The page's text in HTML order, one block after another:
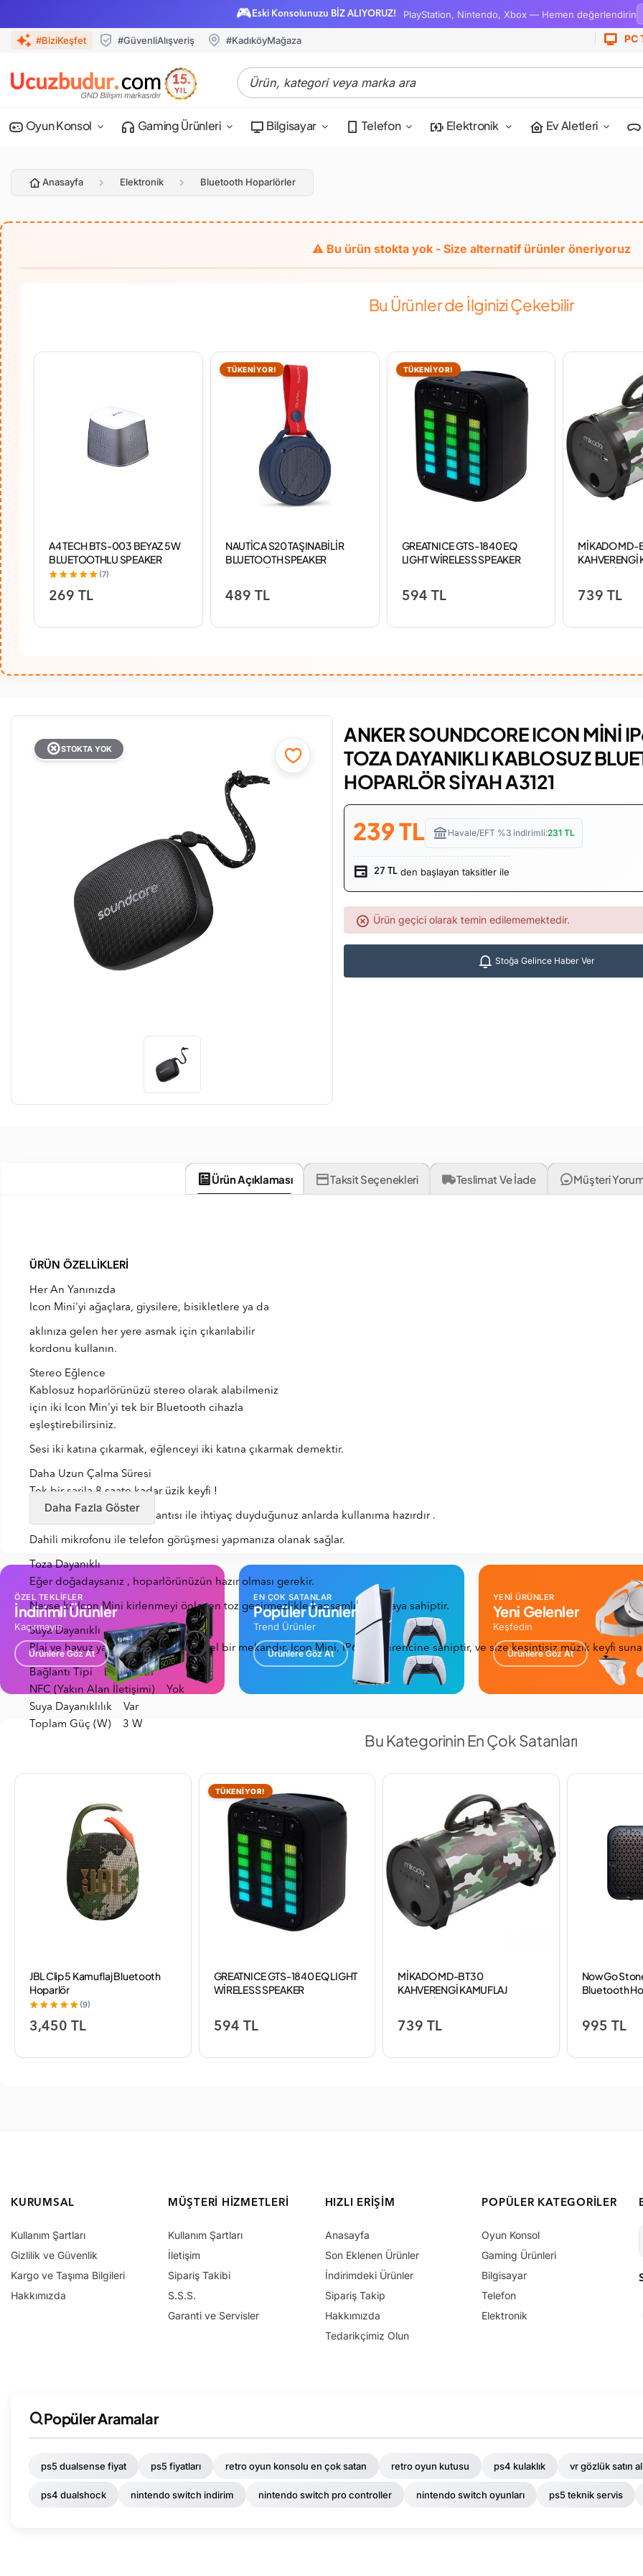
🎮 Eski Konsolunuzu BİZ ALIYORUZ! PlayStation, Nintendo, Xbox — Hemen değerlendirin
#BiziKeşfet #GüvenliAlışveriş #KadıköyMağaza PC
Oyun Konsol Gaming Ürünleri Bilgisayar Telefon Elektronik Ev Aletleri
Anasayfa Elektronik Bluetooth Hoparlörler
Bu Ürünler de İlginizi Çekebilir
A4 TECH BTS-003 BEYAZ 5W
BLUETOOTHLU SPEAKER
(7)
269 TL
TÜKENİYOR!
NAUTİCA S20 TAŞINABİLİR
BLUETOOTH SPEAKER
489 TL
TÜKENİYOR!
GREATNICE GTS-1840 EQ
LIGHT WİRELESS SPEAKER
594 TL
MİKADO MD-
KAHVERENGİ
SPEAKER
739 TL
STOKTA YOK
ANKER SOUNDCORE ICON MİNİ
TOZA DAYANIKLI KABLOSUZ
HOPARLÖR SİYAH A3121
239TL Havale/EFT %3 indirimli:231 TL
27 TL den başlayan taksitler ile
Ürün geçici olarak temin edilememektedir.
Stoğa Gelince Haber Ver
Ürün Açıklaması Taksit Seçenekleri Teslimat Ve İade Müşteri
ÜRÜN ÖZELLİKLERİ
Her An Yanınızda
Icon Mini'yi ağaçlara, giysilere, bisikletlere ya da
aklınıza gelen her yere asmak için çıkarılabilir
kordonu kullanın.
Stereo Eğlence
Kablosuz hoparlörünüzü stereo olarak alabilmeniz
için iki Icon Min'yi tek bir Bluetooth cihazla
eşleştirebilirsiniz.
Sesi iki katına çıkarmak, eğlenceyi iki katına çıkarmak demektir.
Daha Uzun Çalma Süresi
Tek bir şarjla 8 saate kadar üzik keyfi !
Icon Mini, zahmetsiz bağlantısı ile ihtiyaç duyduğunuz anlarda kullanıma hazırdır .
Dahili mikrofonu ile telefon görüşmesi yapmanıza olanak sağlar.
Toza Dayanıklı
Eğer doğadaysanız , hoparlörünüzün hazır olması gerekir.
Neyse ki, Icon Mini kirlenmeyi önleyen toz geçirmezlikle kapsamlı korumaya sahiptir.
Suya Dayanıklı
Plaj ve havuz yaz aylarında mükemmel bir mekandır. Icon Mini, IP67 su direncine sahiptir, ve size kesintisiz müzik keyfi
Bağlantı Tipi Bluetooth
NFC (Yakın Alan İletişimi) Yok
Suya Dayanıklılık Var
Toplam Güç (W) 3 W
Daha Fazla Göster
ÖZEL TEKLİFLER
İndirimli Ürünler
Kaçırmayın
Ürünlere Göz At
EN ÇOK SATANLAR
Popüler Ürünler
Trend Ürünler
Ürünlere Göz At
YENİ ÜRÜNLER
Yeni Gelenler
Keşfedin
Ürünlere Göz At
Bu Kategorinin En Çok Satanları
JBL Clip 5 Kamuflaj Bluetooth
Hoparlör
(9)
3,450 TL
TÜKENİYOR!
GREATNICE GTS-1840 EQ LIGHT
WİRELESS SPEAKER
594 TL
MİKADO MD-BT30
KAHVERENGİ KAMUFLAJ
739 TL
NowGo
Bluetooth
995 TL
KURUMSAL
Kullanım Şartları
Gizlilik ve Güvenlik
Kargo ve Taşıma Bilgileri
Hakkımızda
MÜŞTERI HIZMETLERI
Kullanım Şartları
İletişim
Sipariş Takibi
S.S.S.
Garanti ve Servisler
HIZLI ERIŞIM
Anasayfa
Son Eklenen Ürünler
İndirimdeki Ürünler
Sipariş Takip
Hakkımızda
Tedarikçimiz Olun
POPÜLER KATEGORILER
Oyun Konsol
Gaming Ürünleri
Bilgisayar
Telefon
Elektronik
Popüler Aramalar
ps5 dualsense fiyat ps5 fiyatları retro oyun konsolu en çok satan retro oyun kutusu ps4 kulaklık vr gözlük satın al
ps4 dualshock nintendo switch indirim nintendo switch pro controller nintendo switch oyunları ps5 teknik servis